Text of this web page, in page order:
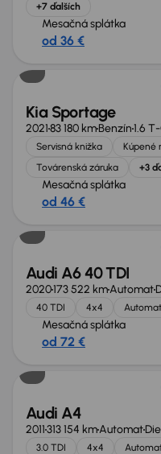
+7 ďalších
Mesačná splátka
od 36 €
Zlacnené o 1 500 €
Kia Sportage
202183 180 kmBenzín1.6
Servisná knižka Kúpené
Továrenská záruka
+3
Mesačná splátka
od 46 €
Zlacnené o 500 €
Audi A6 40 TDI
2020173 522 kmAutomat
40 TDI 4x4 Automat
Mesačná splátka
od 72 €
Audi A4
2011313 154 kmAutomat
3.0 TDI 4x4